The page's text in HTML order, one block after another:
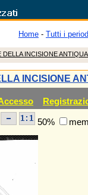
Home - Tutti i
INCISIONE
INCISIONE
50%